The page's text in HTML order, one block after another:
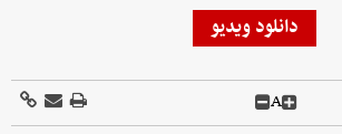
دانلود ویدیو
A